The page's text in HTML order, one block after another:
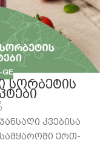
GE
ᲡᲝᲠᲑᲔᲢᲘᲡ
კვებისა
ერთ-